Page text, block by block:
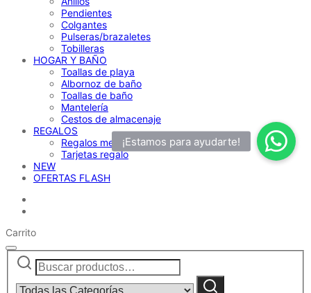
Pendientes
Colgantes
Pulseras/brazaletes
Tobilleras
HOGAR Y BAÑO
Toallas de playa
Albornoz de baño
Toallas de baño
Mantelería
Cestos de almacenaje
REGALOS
Regalos menos de 30€
Tarjetas regalo
NEW
OFERTAS FLASH
Carrito
Buscar
por:
category:
Buscar